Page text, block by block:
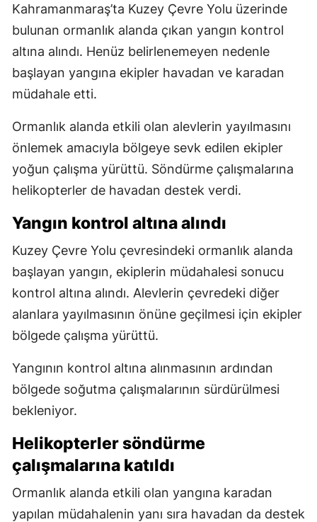
Kahramanmaraş’ta Kuzey Çevre Yolu üzerinde
bulunan ormanlık alanda çıkan yangın kontrol
altına alındı. Henüz belirlenemeyen nedenle
başlayan yangına ekipler havadan ve karadan
müdahale etti.
Ormanlık alanda etkili olan alevlerin yayılmasını
önlemek amacıyla bölgeye sevk edilen ekipler
yoğun çalışma yürüttü. Söndürme çalışmalarına
helikopterler de havadan destek verdi.
Yangın kontrol altına alındı
Kuzey Çevre Yolu çevresindeki ormanlık alanda
başlayan yangın, ekiplerin müdahalesi sonucu
kontrol altına alındı. Alevlerin çevredeki diğer
alanlara yayılmasının önüne geçilmesi için ekipler
bölgede çalışma yürüttü.
Yangının kontrol altına alınmasının ardından
bölgede soğutma çalışmalarının sürdürülmesi
bekleniyor.
Helikopterler söndürme
çalışmalarına katıldı
Ormanlık alanda etkili olan yangına karadan
yapılan müdahalenin yanı sıra havadan da destek